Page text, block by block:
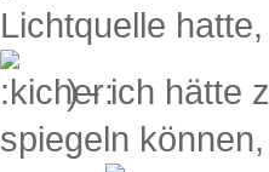
Lichtquelle
) - ich hätte
spiegeln